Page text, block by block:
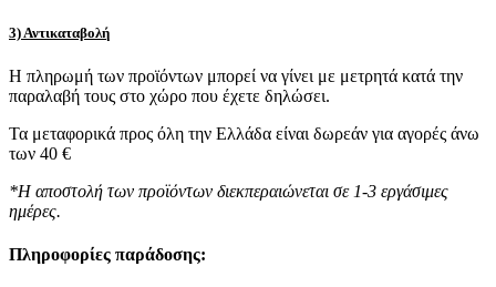
3) Αντικαταβολή
Η πληρωμή των προϊόντων μπορεί να γίνει με μετρητά κατά την
παραλαβή τους στο χώρο που έχετε δηλώσει.
Τα μεταφορικά προς όλη την Ελλάδα είναι δωρεάν για αγορές άνω
των 40 €
*Η αποστολή των προϊόντων διεκπεραιώνεται σε 1-3 εργάσιμες
ημέρες.
Πληροφορίες παράδοσης: